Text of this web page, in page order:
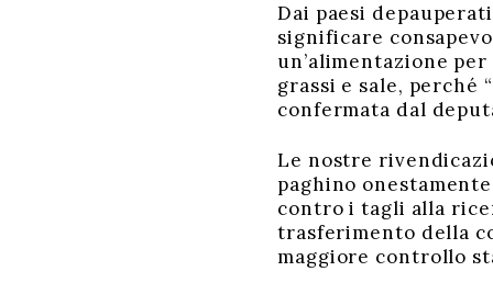
Dai paesi
significare
un’alimentazione
grassi e sale, perché
confermata dal
Le nostre
paghino
contro i tagli alla
trasferimento della
maggiore controllo